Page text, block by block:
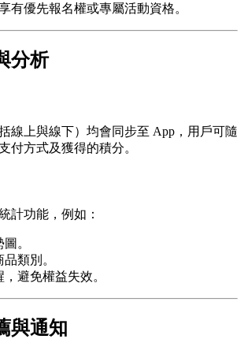
有優先報名權或專屬活動資格。
分析
線上與線下）均會同步至 App，用戶可隨
付方式及獲得的積分。
計功能，例如：
。
類別。
避免權益失效。
與通知